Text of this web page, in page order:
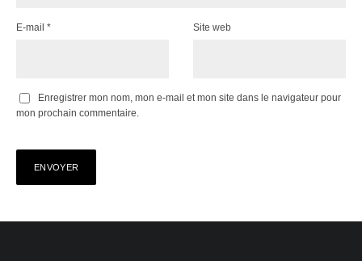
E-mail * Site web
Enregistrer mon nom, mon e-mail et mon site dans le navigateur pour
mon prochain commentaire.